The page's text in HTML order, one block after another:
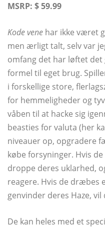
MSRP: $ 59.99
Kode vene har ikke været
men ærligt talt, selv var
omfang det har løftet
formel til eget brug.
i forskellige store,
for hemmeligheder og
våben til at hacke sig
beasties for valuta (her
niveauer op, opgradere
købe forsyninger. Hvis
droppe deres uklarhed,
reagere. Hvis de dræbes
genvinder deres Haze,
De kan heles med et